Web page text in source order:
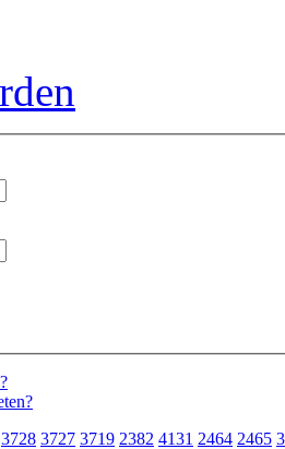
3728 3727 3719 2382 4131 2464 2465